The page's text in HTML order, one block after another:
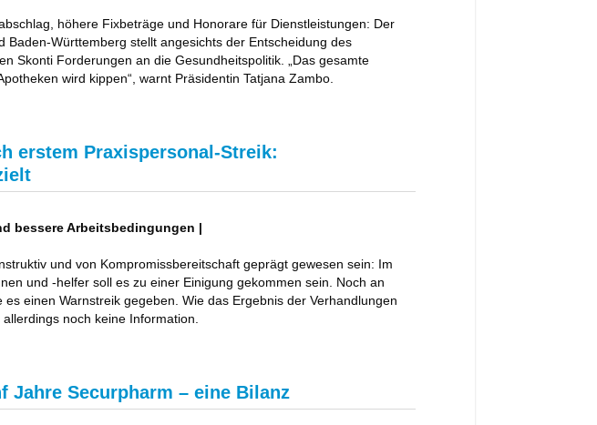
höhere Fixbeträge und Honorare für Dienstleistungen: Der
Baden-Württemberg stellt angesichts der Entscheidung des
Skonti Forderungen an die Gesundheitspolitik. „Das gesamte
wird kippen“, warnt Präsidentin Tatjana Zambo.
erstem Praxispersonal-Streik:
bessere Arbeitsbedingungen |
und von Kompromissbereitschaft geprägt gewesen sein: Im
und -helfer soll es zu einer Einigung gekommen sein. Noch an
einen Warnstreik gegeben. Wie das Ergebnis der Verhandlungen
noch keine Information.
Jahre Securpharm – eine Bilanz